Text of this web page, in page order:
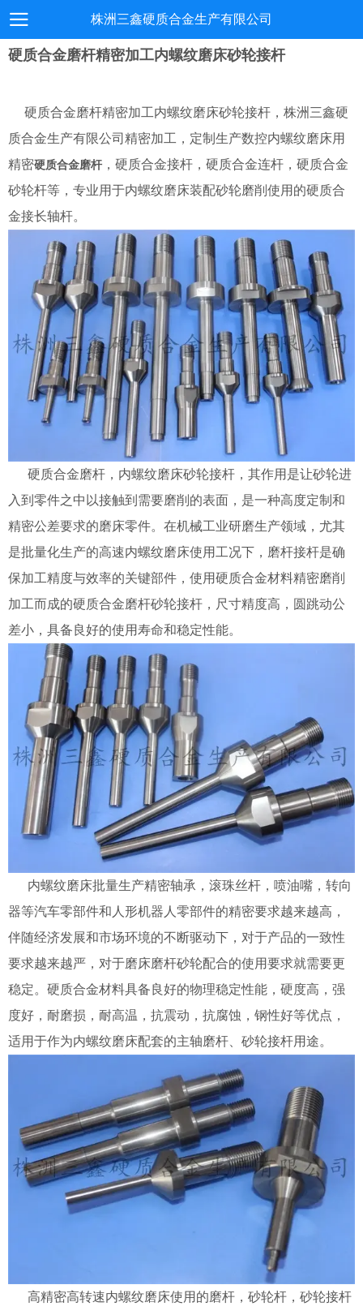
株洲三鑫硬质合金生产有限公司
硬质合金磨杆精密加工内螺纹磨床砂轮接杆
硬质合金磨杆精密加工内螺纹磨床砂轮接杆，株洲三鑫硬
质合金生产有限公司精密加工，定制生产数控内螺纹磨床用
精密硬质合金磨杆 ，硬质合金接杆，硬质合金连杆，硬质合金
砂轮杆等，专业用于内螺纹磨床装配砂轮磨削使用的硬质合
金接长轴杆。
硬质合金磨杆，内螺纹磨床砂轮接杆，其作用是让砂轮进
入到零件之中以接触到需要磨削的表面，是一种高度定制和
精密公差要求的磨床零件。在机械工业研磨生产领域，尤其
是批量化生产的高速内螺纹磨床使用工况下，磨杆接杆是确
保加工精度与效率的关键部件，使用硬质合金材料精密磨削
加工而成的硬质合金磨杆砂轮接杆，尺寸精度高，圆跳动公
差小，具备良好的使用寿命和稳定性能。
内螺纹磨床批量生产精密轴承，滚珠丝杆，喷油嘴，转向
器等汽车零部件和人形机器人零部件的精密要求越来越高，
伴随经济发展和市场环境的不断驱动下， 对于产品的一致性
要求越来越严，对于磨床磨杆砂轮配合的使用要求就需要更
稳定。硬质合金材料具备良好的物理稳定性能，硬度高，强
度好，耐磨损，耐高温，抗震动，抗腐蚀，钢性好等优点，
适用于作为内螺纹磨床配套的主轴磨杆、砂轮接杆用途。
高精密高转速内螺纹磨床使用的磨杆，砂轮杆，砂轮接杆